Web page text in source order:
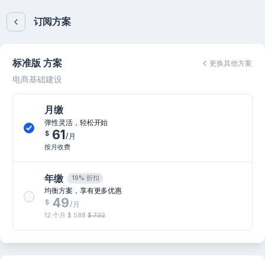
订阅方案
标准版 方案
电商基础建设
更换其他方案
月缴
弹性灵活，轻松开始
$ 61/月
按月收费
年缴 19% 折扣
均衡方案，享有更多优惠
$ 49/月
12 个月 $ 588 $ 732